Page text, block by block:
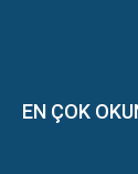
EN ÇOK